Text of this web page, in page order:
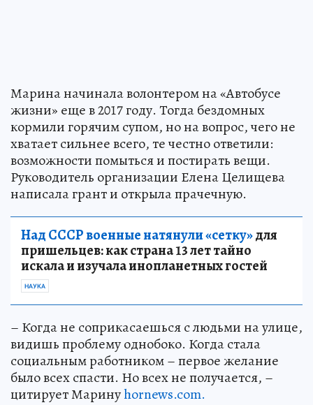
Марина начинала волонтером на «Автобусе
жизни» еще в 2017 году. Тогда бездомных
кормили горячим супом, но на вопрос, чего не
хватает сильнее всего, те честно ответили:
возможности помыться и постирать вещи.
Руководитель организации Елена Целищева
написала грант и открыла прачечную.
Над СССР военные натянули «сетку»для
пришельцев: как страна 13 лет тайно
искала и изучала инопланетных гостей
НАУКА
– Когда не соприкасаешься с людьми на улице,
видишь проблему однобоко. Когда стала
социальным работником – первое желание
было всех спасти. Но всех не получается, –
цитирует Маринуhornews.com.